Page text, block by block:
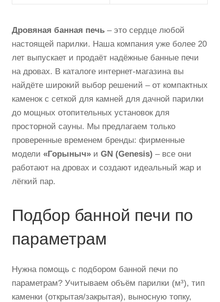
Дровяная банная печь – это сердце любой
настоящей парилки. Наша компания уже более 20
лет выпускает и продаёт надёжные банные печи
на дровах. В каталоге интернет-магазина вы
найдёте широкий выбор решений – от компактных
каменок с сеткой для камней для дачной парилки
до мощных отопительных установок для
просторной сауны. Мы предлагаем только
проверенные временем бренды: фирменные
модели «Горыныч» и GN (Genesis) – все они
работают на дровах и создают идеальный жар и
лёгкий пар.
Подбор банной печи по
параметрам
Нужна помощь с подбором банной печи по
параметрам? Учитываем объём парилки (м³), тип
каменки (открытая/закрытая), выносную топку,